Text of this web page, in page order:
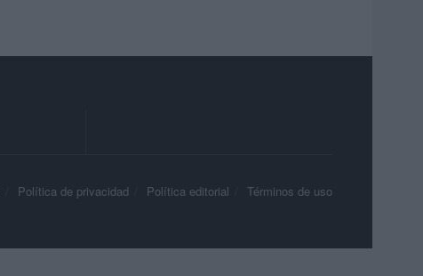
Política de privacidad Política editorial Términos de uso